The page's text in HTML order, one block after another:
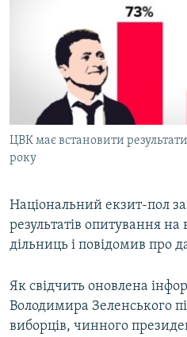
МУЛЬТИМЕДІА
СПЕЦПРОЄКТИ
ПОДКАСТИ
КРИМ РЕАЛІЇ
УКР
КТАТ
ДОЛУЧАЙСЯ!
ЦВК має встановити
року
Національний екзит-пол
результатів опитування на
дільниць і повідомив про
Як свідчить оновлена
Володимира Зеленського
виборців, чинного